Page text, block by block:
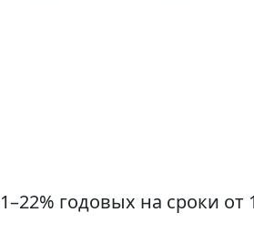
годовых на сроки от